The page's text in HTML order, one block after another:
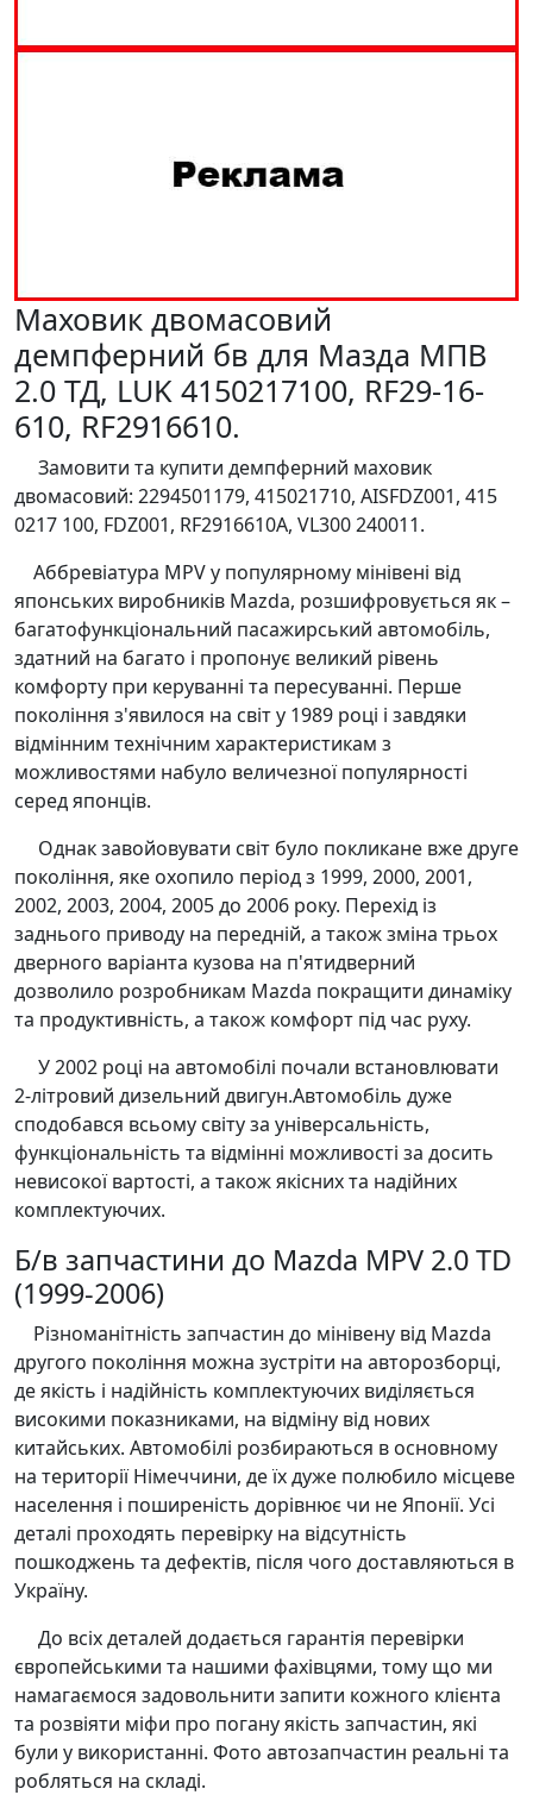
Маховик двомасовий
демпферний бв для Мазда МПВ
2.0 ТД, LUK 4150217100, RF29-16-
610, RF2916610.
Замовити та купити демпферний маховик
двомасовий: 2294501179, 415021710, AISFDZ001, 415
0217 100, FDZ001, RF2916610A, VL300 240011.
Аббревіатура MPV у популярному мінівені від
японських виробників Mazda, розшифровується як –
багатофункціональний пасажирський автомобіль,
здатний на багато і пропонує великий рівень
комфорту при керуванні та пересуванні. Перше
покоління з'явилося на світ у 1989 році і завдяки
відмінним технічним характеристикам з
можливостями набуло величезної популярності
серед японців.
Однак завойовувати світ було покликане вже друге
покоління, яке охопило період з 1999, 2000, 2001,
2002, 2003, 2004, 2005 до 2006 року. Перехід із
заднього приводу на передній, а також зміна трьох
дверного варіанта кузова на п'ятидверний
дозволило розробникам Mazda покращити динаміку
та продуктивність, а також комфорт під час руху.
У 2002 році на автомобілі почали встановлювати
2-літровий дизельний двигун.Автомобіль дуже
сподобався всьому світу за універсальність,
функціональність та відмінні можливості за досить
невисокої вартості, а також якісних та надійних
комплектуючих.
Б/в запчастини до Mazda MPV 2.0 TD
(1999-2006)
Різноманітність запчастин до мінівену від Mazda
другого покоління можна зустріти на авторозборці,
де якість і надійність комплектуючих виділяється
високими показниками, на відміну від нових
китайських. Автомобілі розбираються в основному
на території Німеччини, де їх дуже полюбило місцеве
населення і поширеність дорівнює чи не Японії. Усі
деталі проходять перевірку на відсутність
пошкоджень та дефектів, після чого доставляються в
Україну.
До всіх деталей додається гарантія перевірки
європейськими та нашими фахівцями, тому що ми
намагаємося задовольнити запити кожного клієнта
та розвіяти міфи про погану якість запчастин, які
були у використанні. Фото автозапчастин реальні та
робляться на складі.